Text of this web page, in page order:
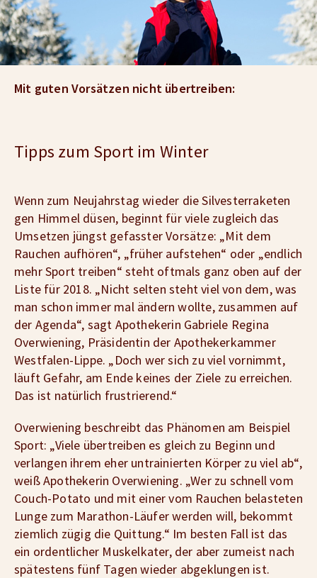
Mit guten Vorsätzen nicht übertreiben:
Tipps zum Sport im Winter
Wenn zum Neujahrstag wieder die Silvesterraketen
gen Himmel düsen, beginnt für viele zugleich das
Umsetzen jüngst gefasster Vorsätze: „Mit dem
Rauchen aufhören“, „früher aufstehen“ oder „endlich
mehr Sport treiben“ steht oftmals ganz oben auf der
Liste für 2018. „Nicht selten steht viel von dem, was
man schon immer mal ändern wollte, zusammen auf
der Agenda“, sagt Apothekerin Gabriele Regina
Overwiening, Präsidentin der Apothekerkammer
Westfalen-Lippe. „Doch wer sich zu viel vornimmt,
läuft Gefahr, am Ende keines der Ziele zu erreichen.
Das ist natürlich frustrierend.“
Overwiening beschreibt das Phänomen am Beispiel
Sport: „Viele übertreiben es gleich zu Beginn und
verlangen ihrem eher untrainierten Körper zu viel ab“,
weiß Apothekerin Overwiening. „Wer zu schnell vom
Couch-Potato und mit einer vom Rauchen belasteten
Lunge zum Marathon-Läufer werden will, bekommt
ziemlich zügig die Quittung.“ Im besten Fall ist das
ein ordentlicher Muskelkater, der aber zumeist nach
spätestens fünf Tagen wieder abgeklungen ist.